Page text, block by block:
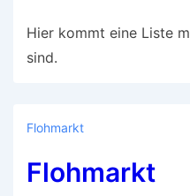
Hier kommt eine Liste
sind.
Flohmarkt
Flohmarkt